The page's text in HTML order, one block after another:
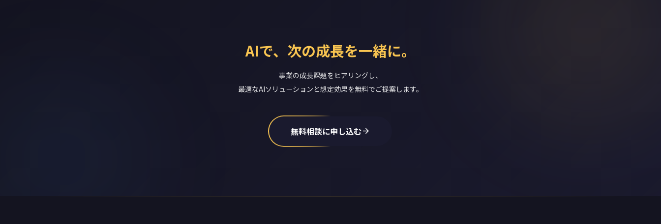
AIで、次の成長を一緒に。
事業の成長課題をヒアリングし、
最適なAIソリューションと想定効果を無料でご提案します。
無料相談に申し込むarrow_forward